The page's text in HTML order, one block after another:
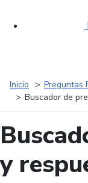
Inicio
Preguntas
Buscador de
y